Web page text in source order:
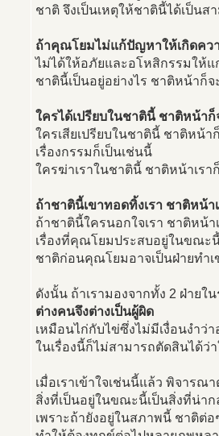
ชาติ จึงเป็นเหตุให้ชาตินี้ได้เป็น
ถ้าคุณโยมไม่แก้ปัญหาให้เกิดคว
ไม่ได้ให้อภัยและอโหสิกรรมให้
ชาตินี้เป็นอยู่อย่างไร ชาติหน้าก็
ใครได้เปรียบในชาตินี้ ชาติหน้าก็
ใครเสียเปรียบในชาตินี้ ชาติหน้า
เรื่องกรรมก็เป็นเช่นนี้
ใครฆ่าเราในชาตินี้ ชาติหน้าเรา
ถ้าชาตินี้เขาทอดทิ้งเรา ชาติหน้า
ถ้าชาตินี้ใครนอกใจเรา ชาติหน้
เรื่องที่คุณโยมประสบอยู่ในขณะ
ชาติก่อนคุณโยมอาจเป็นฝ่ายทำเ
ดังนั้น ถ้าเรามองจากทั้ง 2 ฝ่ายใ
ต่างคนจึงต่างเป็นผู้ผิด
เหมือนไก่กับไข่ซึ่งไม่มีเงื่อนงำว่
ในเรื่องนี้ก็ไม่สามารถตัดสินได้ว่
เมื่อเราเข้าใจเช่นนี้แล้ว พิจารณ
สิ่งที่เป็นอยู่ในขณะนี้เป็นสิ่งที่น่าก
เพราะถ้ายังอยู่ในสภาพนี้ ชาติต่อ